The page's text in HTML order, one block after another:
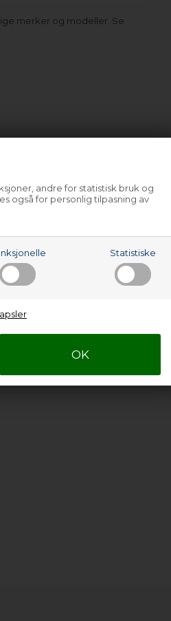
andre for statistisk bruk og
også for personlig tilpasning av
Statistiske
merker og modeller. Se